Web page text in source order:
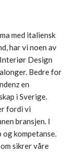
med italiensk
har vi noen av
Interiør Design
Bedre for
en
i Sverige.
fordi vi
bransjen. I
kompetanse.
sikrer våre